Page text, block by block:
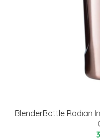
BlenderBottle Radian